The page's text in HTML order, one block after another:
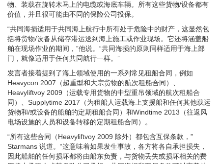
物、装载在旋转木马上的电缆或海底车辆。所有这些货物/设备都有
价值，并且很可能由不同的保险公司投保。
“共同海损适用于共同海上航行中所有处于危险中的财产，这显然包
括将货物/设备从储存港运送到海上施工或作业现场。它还将涵盖船
舶在现场作业的期间，”他说。“共同海损的原则同样适用于海上部
门，就像适用于任何共同航行一样。”
发言者接着提到了海上领域使用的一系列常见租船合同，例如
Heavycon 2007（超重型和大宗货物的航次租船合同）、
Heavyliftvoy 2009（运载专用货物的中型重吊领域的航次租船合
同）、Supplytime 2017（为租船人运载海上支援船和任何其他载运
货物和/或设备的船舶的定期租船合同）和Windtime 2013（往返风
电场设施的人员和设备转移的定期租船合同）。
“所有这些合同（Heavyliftvoy 2009 除外）都包含互保条款，”
Starmans 说道。“这意味着如果发生事故，各方将各自承担损失，
因此船舶的任何损坏都将由船东负责，与货物丢失或损坏相关的费